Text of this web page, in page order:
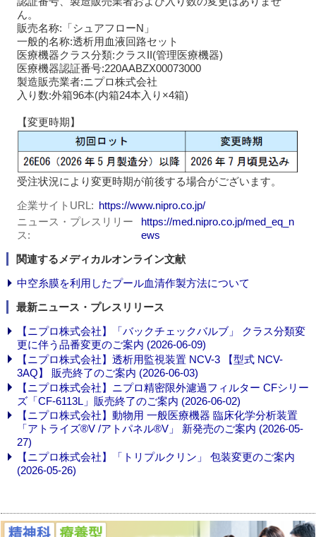
ん。
販売名称:「シュアフローN」
一般的名称:透析用血液回路セット
医療機器クラス分類:クラスII(管理医療機器)
医療機器認証番号:220AABZX00073000
製造販売業者:ニプロ株式会社
入り数:外箱96本(内箱24本入り×4箱)
【変更時期】
受注状況により変更時期が前後する場合がございます。
企業サイトURL
https://www.nipro.co.jp/
ニュース・プレスリリー
ス
https://med.nipro.co.jp/med_eq_n
ews
関連するメディカルオンライン文献
中空糸膜を利用したプール血清作製方法について
最新ニュース・プレスリリース
【ニプロ株式会社】「バックチェックバルブ」 クラス分類変
更に伴う品番変更のご案内 (2026-06-09)
【ニプロ株式会社】透析用監視装置 NCV-3 【型式 NCV-
3AQ】 販売終了のご案内 (2026-06-03)
【ニプロ株式会社】ニプロ精密限外濾過フィルター CFシリー
ズ「CF-6113L」販売終了のご案内 (2026-06-02)
【ニプロ株式会社】動物用 一般医療機器 臨床化学分析装置
「アトライズ®V /アトパネル®V」 新発売のご案内 (2026-05-
27)
【ニプロ株式会社】「トリプルクリン」 包装変更のご案内
(2026-05-26)